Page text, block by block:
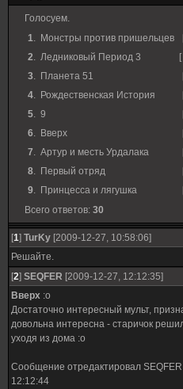
Голосуем.
1. Монстры против пришельцев
2. Ледниковый Период 3 [
3. Планета 51
4. Рождественская История
5. 9
6. Вверх
7. Артур и месть Урдалака
8. Первый отряд
9. Принцесса и лягушка
Всего ответов: 30
[1] TurKy [2009-12-27, 10:58:06]
Решайте.
[2] SEQFER [2009-12-27, 12:12:35]
Вверх :о
Достаточно интересный мульт,
довольна интересна - старичок
уходя из дома :о
Сообщение отредактировал SEQFER
12:12:44